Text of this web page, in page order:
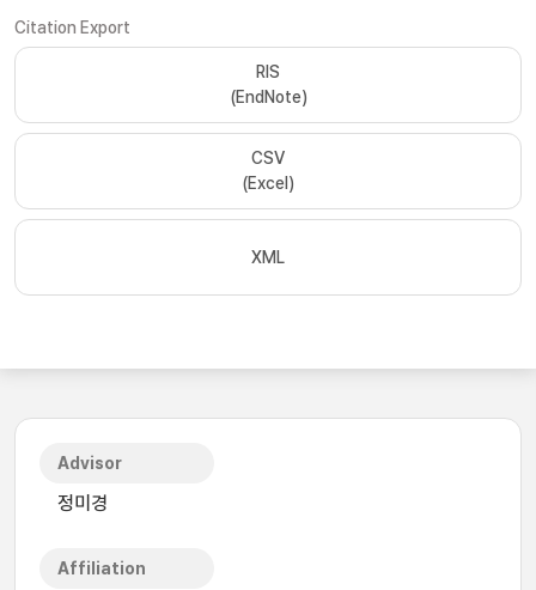
Citation Export
RIS
(EndNote)
CSV
(Excel)
XML
Advisor
정미경
Affiliation